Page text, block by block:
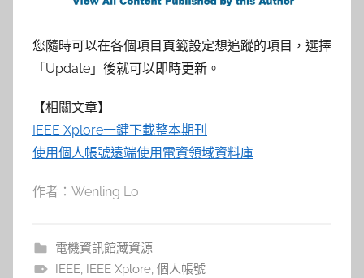
您隨時可以在各個項目頁籤設定想追蹤的項目，選擇
「Update」後就可以即時更新。
【相關文章】
IEEE Xplore一鍵下載整本期刊
使用個人帳號遠端使用電資領域資料庫
作者：Wenling Lo
電機資訊館藏資源
IEEE, IEEE Xplore, 個人帳號